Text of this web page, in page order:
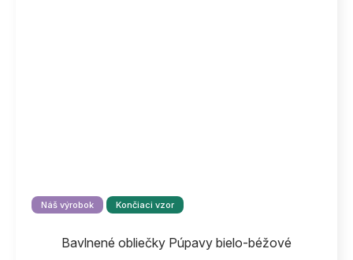
Náš výrobok Končiaci vzor
Bavlnené obliečky Púpavy bielo-béžové